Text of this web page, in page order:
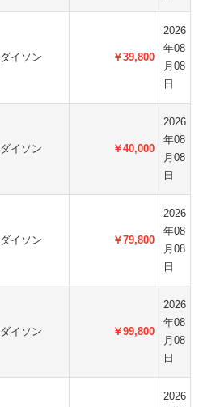
ダイソン ￥39,800
2026
年08
月08
日
ダイソン ￥40,000
2026
年08
月08
日
ダイソン ￥79,800
2026
年08
月08
日
ダイソン ￥99,800
2026
年08
月08
日
2026